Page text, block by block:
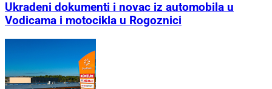
Ukradeni dokumenti i novac iz automobila u
Vodicama i motocikla u Rogoznici